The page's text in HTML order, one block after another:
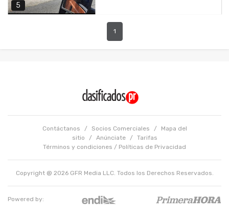
5
1
Contáctanos / Socios Comerciales /
Mapa del
sitio
/ Anúnciate /
Tarifas
Términos y condiciones / Políticas de Privacidad
Copyright @ 2026 GFR Media LLC. Todos los Derechos Reservados.
Powered by: